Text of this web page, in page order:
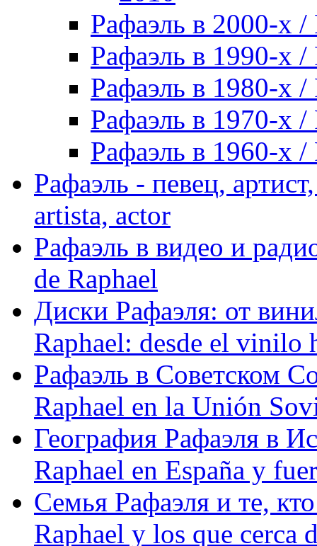
Рафаэль в 2000-х /
Рафаэль в 1990-х /
Рафаэль в 1980-х /
Рафаэль в 1970-х /
Рафаэль в 1960-х /
Рафаэль - певец,
artista, actor
Рафаэль в видео и
de Raphael
Диски Рафаэля: от
Raphael: desde el vinilo
Рафаэль в Советском
Raphael en la Unión
География Рафаэля в
Raphael en España y
Семья Рафаэля и те,
Raphael y los que cerca